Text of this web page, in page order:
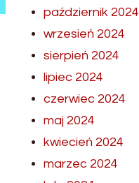
październik 2024
wrzesień 2024
sierpień 2024
lipiec 2024
czerwiec 2024
maj 2024
kwiecień 2024
marzec 2024